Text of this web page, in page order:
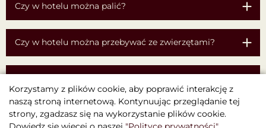
Czy w hotelu można palić?
Czy w hotelu można przebywać ze zwierzętami?
stałych gości?
Korzystamy z plików cookie, aby poprawić interakcję z
naszą stroną internetową. Kontynuując przeglądanie tej
strony, zgadzasz się na wykorzystanie plików cookie.